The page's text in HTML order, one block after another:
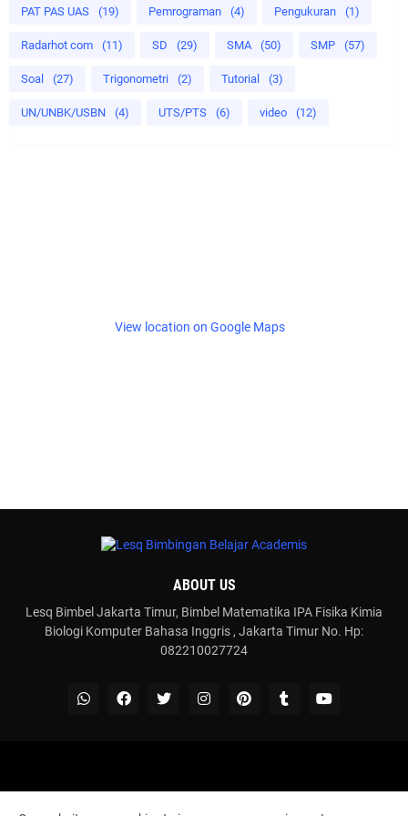
PAT PAS UAS (19) Pemrograman (4) Pengukuran (1)
Radarhot com (11) SD (29) SMA (50) SMP (57)
Soal (27) Trigonometri (2) Tutorial (3)
UN/UNBK/USBN (4) UTS/PTS (6) video (12)
View location on Google Maps
ABOUT US
Lesq Bimbel Jakarta Timur, Bimbel Matematika IPA Fisika Kimia
Biologi Komputer Bahasa Inggris , Jakarta Timur No. Hp:
082210027724